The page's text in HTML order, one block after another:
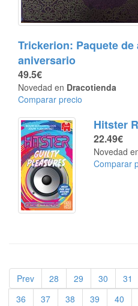
Trickerion: Paquete
aniversario
49.5€
Novedad en Dracotienda
Comparar precio
Hitster
22.49€
Novedad
Comparar
Prev 28 29 30 31
36
37 38 39 40